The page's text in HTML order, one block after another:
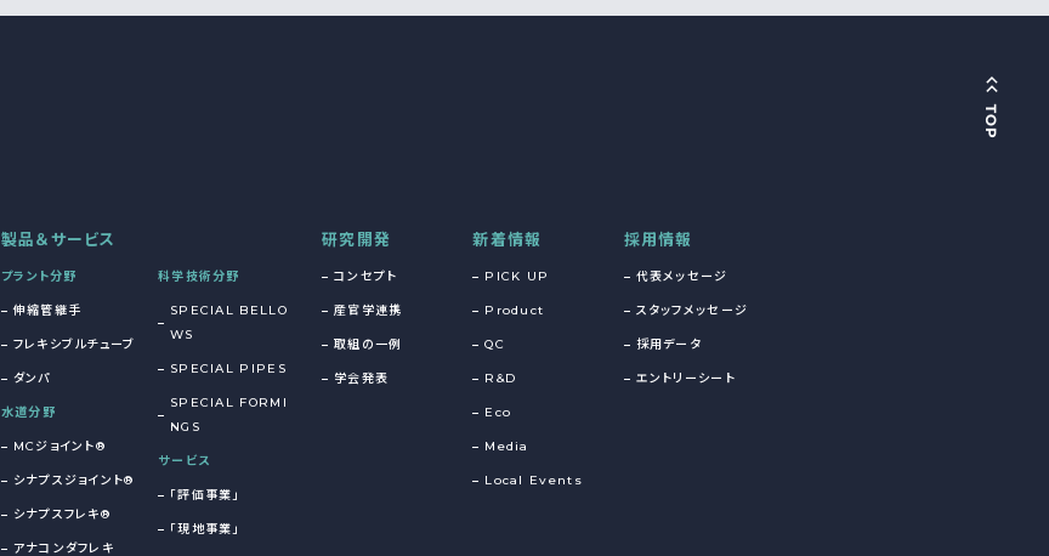
製品＆サービス
プラント分野
伸縮管継手
フレキシブルチューブ
ダンパ
水道分野
MCジョイント®
シナプスジョイント®
シナプスフレキ®
アナコンダフレキ
科学技術分野
SPECIAL BELLO
WS
SPECIAL PIPES
SPECIAL FORMI
NGS
サービス
「評価事業」
「現地事業」
研究開発
コンセプト
産官学連携
取組の一例
学会発表
新着情報
PICK UP
Product
QC
R&D
Eco
Media
Local Events
採用情報
代表メッセージ
スタッフメッセージ
採用データ
エントリーシート